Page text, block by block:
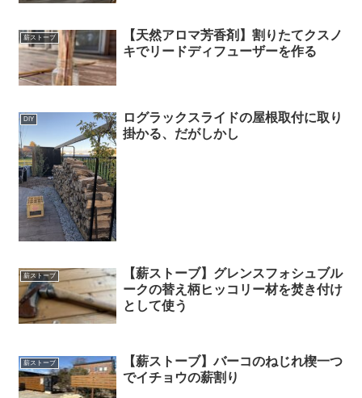
薪ストーブ
【天然アロマ芳香剤】割りたてクスノ
キでリードディフューザーを作る
DIY
ログラックスライドの屋根取付に取り
掛かる、だがしかし
薪ストーブ
【薪ストーブ】グレンスフォシュブル
ークの替え柄ヒッコリー材を焚き付け
として使う
薪ストーブ
【薪ストーブ】バーコのねじれ楔一つ
でイチョウの薪割り